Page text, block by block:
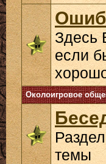
Здесь
если
Околоигровое
темы